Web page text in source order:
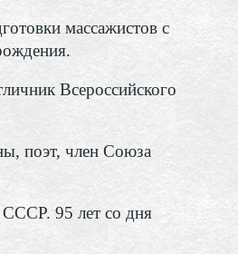
массажистов с
Всероссийского
поэт, член Союза
95 лет со дня